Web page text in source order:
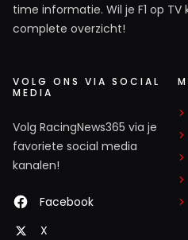
time informatie. Wil je F1 op TV
complete overzicht!
VOLG ONS VIA SOCIAL
MEDIA
Volg RacingNews365 via je
favoriete social media
kanalen!
Facebook
X